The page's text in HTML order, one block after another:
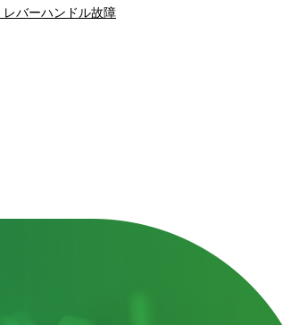
バーハンドル故障